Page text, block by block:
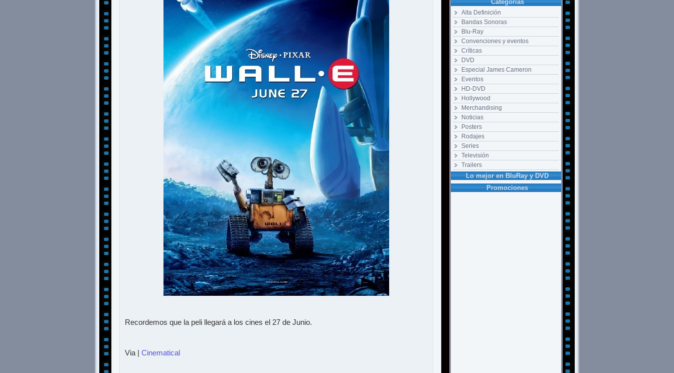
Categorías
Alta Definición
Bandas Sonoras
Blu-Ray
Convenciones y eventos
Críticas
DVD
Especial James Cameron
Eventos
HD-DVD
Hollywood
Merchandising
Noticias
Posters
Rodajes
Series
Televisión
Trailers
Lo mejor en BluRay y DVD
Promociones
Recordemos que la peli llegará a los cines el 27 de Junio.
Via | Cinematical